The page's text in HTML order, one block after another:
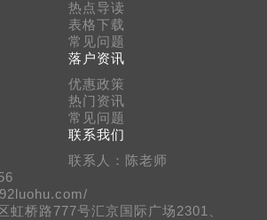
热点导读
表格下载
常见问题
落户资讯
优惠政策
热门资讯
常见问题
联系我们
联系人：陈老师
虹桥路777号汇京国际广场2301、